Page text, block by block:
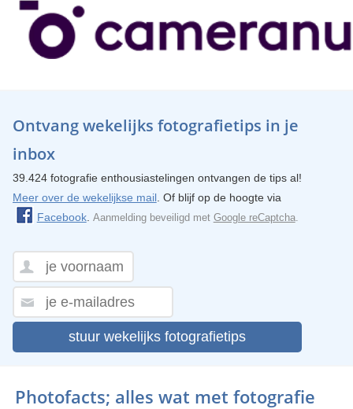
Ontvang wekelijks fotografietips in je
inbox
39.424 fotografie enthousiastelingen ontvangen de tips al!
Meer over de wekelijkse mail. Of blijf op de hoogte via
Facebook. Aanmelding beveiligd met Google reCaptcha.
stuur wekelijks fotografietips
Photofacts; alles wat met fotografie